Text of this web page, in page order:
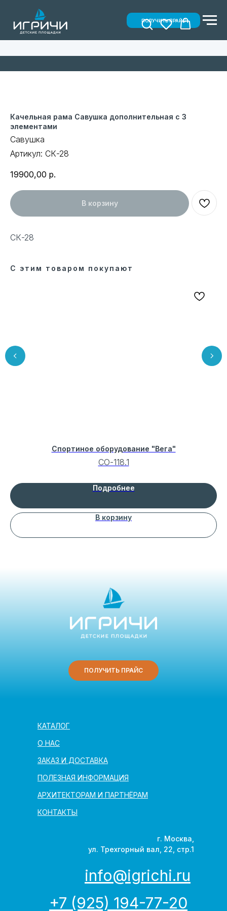
ПОЛУЧИТЬ ПРАЙС
Качельная рама Савушка дополнительная с 3
элементами
Савушка
Артикул: СК-28
19900,00 р.
В корзину
СК-28
С этим товаром покупают
Спортиное оборудование "Вега"
СО-118.1
Подробнее
В корзину
АРХИТЕКТОРАМ И ПАРТНЁРАМ
КОНТАКТЫ
ПОЛЕЗНАЯ ИНФОРМАЦИЯ
ЗАКАЗ И ДОСТАВКА
О НАС
КАТАЛОГ
г. Москва,
ул. Трехгорный вал, 22, стр.1
ПОЛУЧИТЬ ПРАЙС
+7 (925) 194-77-20
info@igrichi.ru